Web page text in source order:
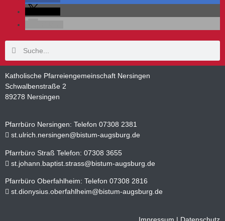
Katholische Pfarreiengemeinschaft Nersingen
Schwalbenstraße 2
89278 Nersingen
Pfarrbüro Nersingen: Telefon 07308 2381
st.ulrich.nersingen@bistum-augsburg.de
Pfarrbüro Straß Telefon: 07308 3655
st.johann.baptist.strass@bistum-augsburg.de
Pfarrbüro Oberfahlheim: Telefon 07308 2816
st.dionysius.oberfahlheim@bistum-augsburg.de
Impressum | Datenschutz